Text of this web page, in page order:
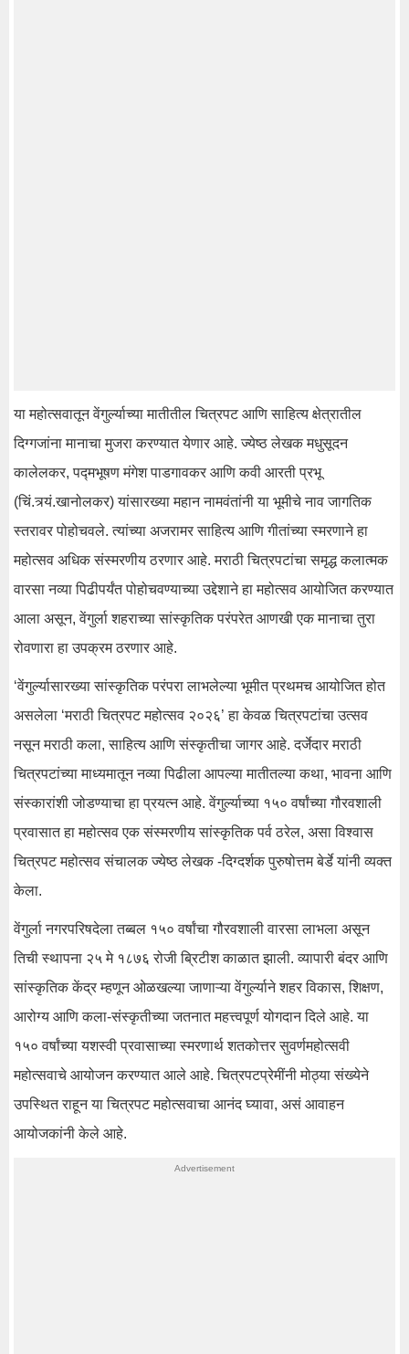
या महोत्सवातून वेंगुर्ल्याच्या मातीतील चित्रपट आणि साहित्य क्षेत्रातील
दिग्गजांना मानाचा मुजरा करण्यात येणार आहे. ज्येष्ठ लेखक मधुसूदन
कालेलकर, पद्मभूषण मंगेश पाडगावकर आणि कवी आरती प्रभू
(चिं.त्र्यं.खानोलकर) यांसारख्या महान नामवंतांनी या भूमीचे नाव जागतिक
स्तरावर पोहोचवले. त्यांच्या अजरामर साहित्य आणि गीतांच्या स्मरणाने हा
महोत्सव अधिक संस्मरणीय ठरणार आहे. मराठी चित्रपटांचा समृद्ध कलात्मक
वारसा नव्या पिढीपर्यंत पोहोचवण्याच्या उद्देशाने हा महोत्सव आयोजित करण्यात
आला असून, वेंगुर्ला शहराच्या सांस्कृतिक परंपरेत आणखी एक मानाचा तुरा
रोवणारा हा उपक्रम ठरणार आहे.
‘वेंगुर्ल्यासारख्या सांस्कृतिक परंपरा लाभलेल्या भूमीत प्रथमच आयोजित होत
असलेला ‘मराठी चित्रपट महोत्सव २०२६’ हा केवळ चित्रपटांचा उत्सव
नसून मराठी कला, साहित्य आणि संस्कृतीचा जागर आहे. दर्जेदार मराठी
चित्रपटांच्या माध्यमातून नव्या पिढीला आपल्या मातीतल्या कथा, भावना आणि
संस्कारांशी जोडण्याचा हा प्रयत्न आहे. वेंगुर्ल्याच्या १५० वर्षांच्या गौरवशाली
प्रवासात हा महोत्सव एक संस्मरणीय सांस्कृतिक पर्व ठरेल, असा विश्वास
चित्रपट महोत्सव संचालक ज्येष्ठ लेखक -दिग्दर्शक पुरुषोत्तम बेर्डे यांनी व्यक्त
केला.
वेंगुर्ला नगरपरिषदेला तब्बल १५० वर्षांचा गौरवशाली वारसा लाभला असून
तिची स्थापना २५ मे १८७६ रोजी ब्रिटीश काळात झाली. व्यापारी बंदर आणि
सांस्कृतिक केंद्र म्हणून ओळखल्या जाणाऱ्या वेंगुर्ल्याने शहर विकास, शिक्षण,
आरोग्य आणि कला-संस्कृतीच्या जतनात महत्त्वपूर्ण योगदान दिले आहे. या
१५० वर्षांच्या यशस्वी प्रवासाच्या स्मरणार्थ शतकोत्तर सुवर्णमहोत्सवी
महोत्सवाचे आयोजन करण्यात आले आहे. चित्रपटप्रेमींनी मोठ्या संख्येने
उपस्थित राहून या चित्रपट महोत्सवाचा आनंद घ्यावा, असं आवाहन
आयोजकांनी केले आहे.